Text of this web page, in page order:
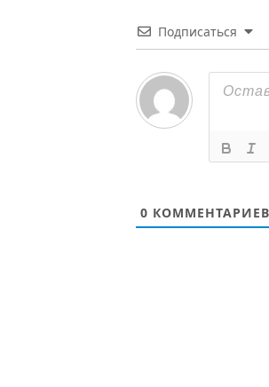
Подписаться
0 КОММЕНТАРИЕВ